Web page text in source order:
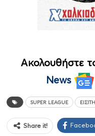
Ακολουθήστε
News
SUPER LEAGUE
Share it!